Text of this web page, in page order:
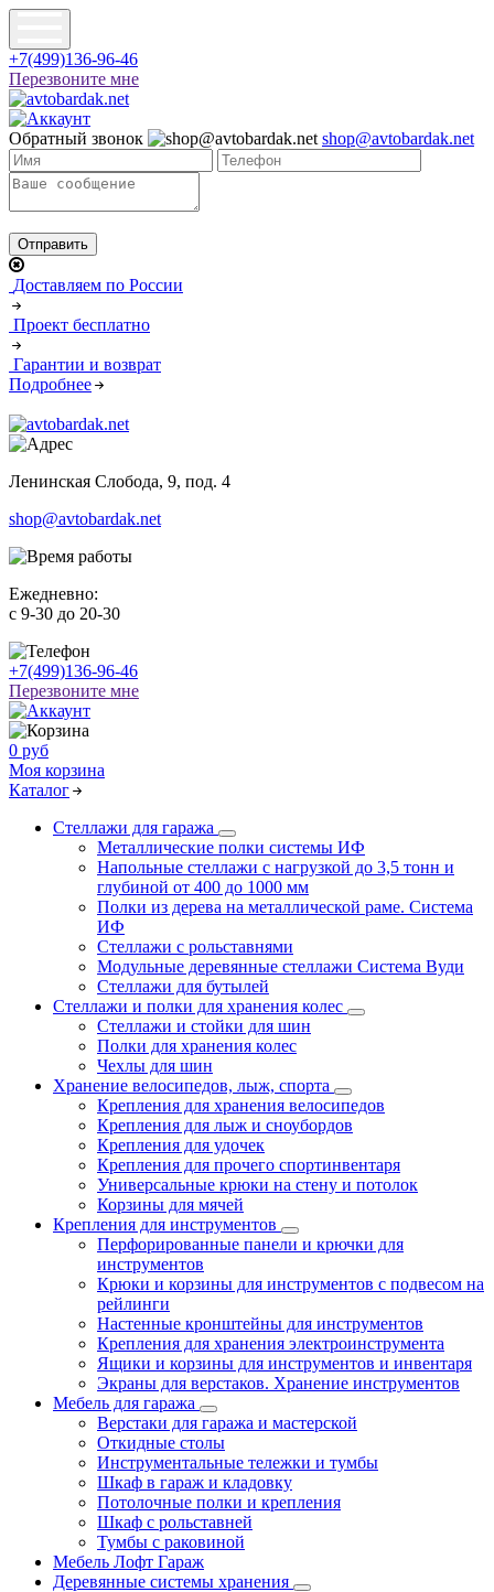
+7(499)136-96-46
Перезвоните мне
Обратный звонок shop@avtobardak.net
Доставляем по России
Проект бесплатно
Гарантии и возврат
Подробнее
Ленинская Слобода, 9, под. 4
shop@avtobardak.net
Ежедневно:
c 9-30 до 20-30
+7(499)136-96-46
Перезвоните мне
0 руб
Моя корзина
Каталог
Стеллажи для гаража
Металлические полки системы ИФ
Напольные стеллажи с нагрузкой до 3,5 тонн и
глубиной от 400 до 1000 мм
Полки из дерева на металлической раме. Система
ИФ
Стеллажи с рольставнями
Модульные деревянные стеллажи Система Вуди
Стеллажи для бутылей
Стеллажи и полки для хранения колес
Стеллажи и стойки для шин
Полки для хранения колес
Чехлы для шин
Хранение велосипедов, лыж, спорта
Крепления для хранения велосипедов
Крепления для лыж и сноубордов
Крепления для удочек
Крепления для прочего спортинвентаря
Универсальные крюки на стену и потолок
Корзины для мячей
Крепления для инструментов
Перфорированные панели и крючки для
инструментов
Крюки и корзины для инструментов с подвесом на
рейлинги
Настенные кронштейны для инструментов
Крепления для хранения электроинструмента
Ящики и корзины для инструментов и инвентаря
Экраны для верстаков. Хранение инструментов
Мебель для гаража
Верстаки для гаража и мастерской
Откидные столы
Инструментальные тележки и тумбы
Шкаф в гараж и кладовку
Потолочные полки и крепления
Шкаф с рольставней
Тумбы с раковиной
Мебель Лофт Гараж
Деревянные системы хранения